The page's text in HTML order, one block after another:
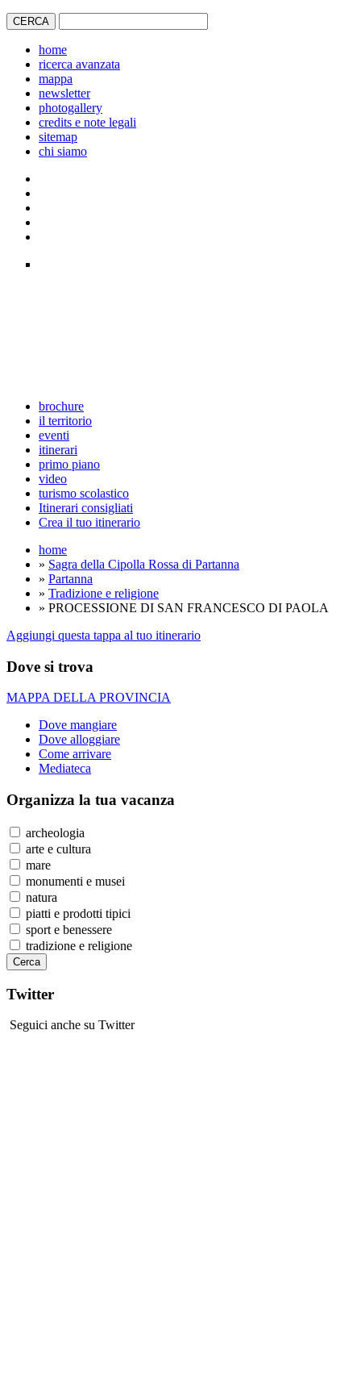
home
ricerca avanzata
mappa
newsletter
photogallery
credits e note legali
sitemap
chi siamo
brochure
il territorio
eventi
itinerari
primo piano
video
turismo scolastico
Itinerari consigliati
Crea il tuo itinerario
home
» Sagra della Cipolla Rossa di Partanna
» Partanna
» Tradizione e religione
» PROCESSIONE DI SAN FRANCESCO DI PAOLA
Aggiungi questa tappa al tuo itinerario
Dove si trova
MAPPA DELLA PROVINCIA
Dove mangiare
Dove alloggiare
Come arrivare
Mediateca
Organizza la tua vacanza
archeologia
arte e cultura
mare
monumenti e musei
natura
piatti e prodotti tipici
sport e benessere
tradizione e religione
Twitter
Seguici anche su Twitter